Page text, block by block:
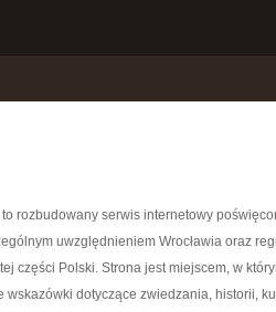
to rozbudowany serwis internetowy
uwzględnieniem Wrocławia oraz
części Polski. Strona jest miejscem, w
wskazówki dotyczące zwiedzania, historii,